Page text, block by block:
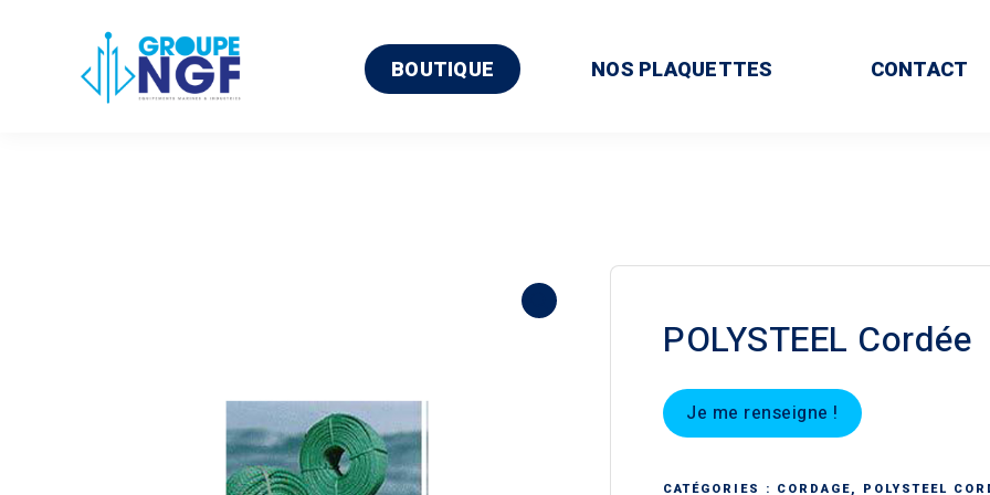
BOUTIQUE NOS PLAQUETTES CONTACT
POLYSTEEL Cordée
Je me renseigne !
CATÉGORIES : CORDAGE, POLYSTEEL